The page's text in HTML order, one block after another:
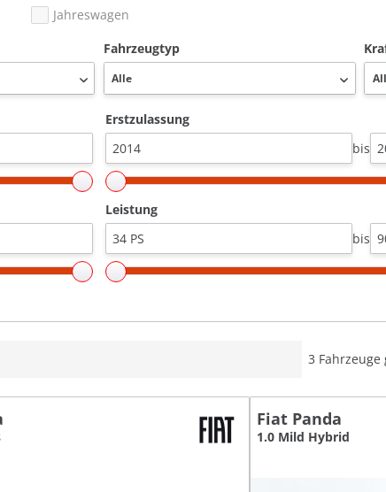
Jahreswagen
Fahrzeugtyp
Erstzulassung
bis
Leistung
bis
3
Fiat Panda
1.0 Mild Hybrid